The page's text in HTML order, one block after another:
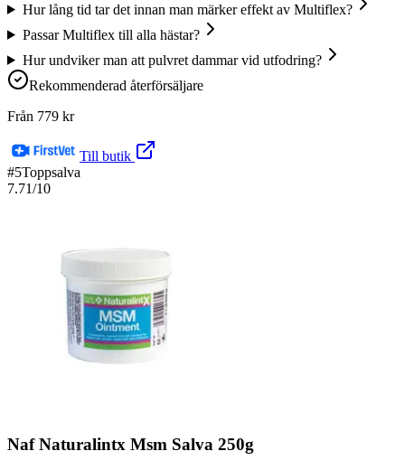
Hur lång tid tar det innan man märker effekt av Multiflex?
Passar Multiflex till alla hästar?
Hur undviker man att pulvret dammar vid utfodring?
Rekommenderad återförsäljare
Från 779 kr
Till butik
#5Toppsalva
7.71/10
Naf Naturalintx Msm Salva 250g